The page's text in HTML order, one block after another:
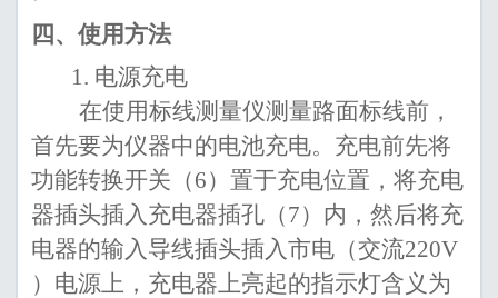
四、使用方法
1. 电源充电
在使用标线测量仪测量路面标线前，
首先要为仪器中的电池充电。充电前先将
功能转换开关 （6） 置于充电位置，将充电
器插头插入充电器插孔 （7） 内 ，然后将充
电器的输入导线插头插入市电（交流220V
）电源上，充电器上亮起的指示灯含义为